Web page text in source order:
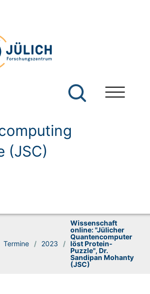
(JSC)
Termine / 2023 /
Wissenschaft
online: "Jülicher
Quantencomputer
löst Protein-
Puzzle", Dr.
Sandipan Mohanty
(JSC)